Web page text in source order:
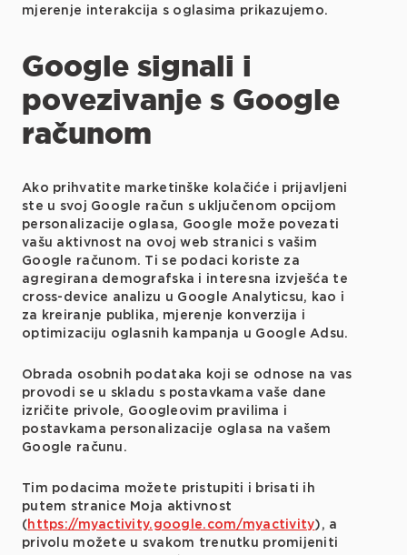
mjerenje interakcija s oglasima prikazujemo.
Google signali i
povezivanje s Google
računom
Ako prihvatite marketinške kolačiće i prijavljeni
ste u svoj Google račun s uključenom opcijom
personalizacije oglasa, Google može povezati
vašu aktivnost na ovoj web stranici s vašim
Google računom. Ti se podaci koriste za
agregirana demografska i interesna izvješća te
cross-device analizu u Google Analyticsu, kao i
za kreiranje publika, mjerenje konverzija i
optimizaciju oglasnih kampanja u Google Adsu.
Obrada osobnih podataka koji se odnose na vas
provodi se u skladu s postavkama vaše dane
izričite privole, Googleovim pravilima i
postavkama personalizacije oglasa na vašem
Google računu.
Tim podacima možete pristupiti i brisati ih
putem stranice Moja aktivnost
(https://myactivity.google.com/myactivity), a
privolu možete u svakom trenutku promijeniti